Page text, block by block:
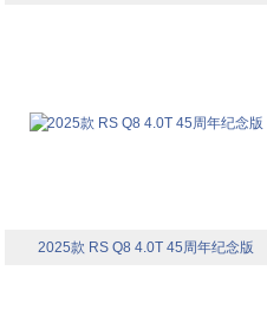
2025款 RS Q8 4.0T 45周年纪念版